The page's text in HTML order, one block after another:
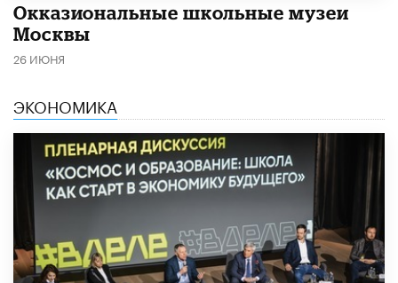
​Окказиональные школьные музеи
Москвы
26 ИЮНЯ
ЭКОНОМИКА